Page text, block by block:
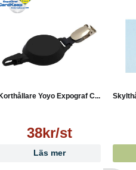
Korthållare Yoyo Expograf C...
38kr/st
Läs mer